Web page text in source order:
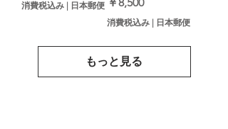
消費税込み | 日本郵便
消費税込み | 日本郵便
もっと見る